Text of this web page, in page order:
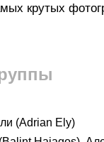
крутых
(Adrian Ely)